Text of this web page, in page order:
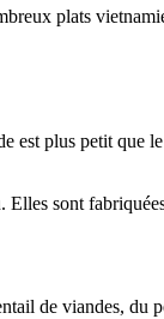
plats
est plus petit que
sont
de viandes,